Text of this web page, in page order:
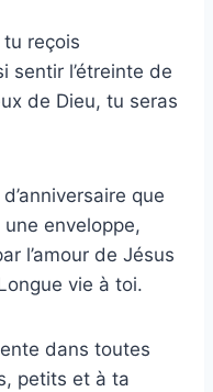
tu reçois
sentir l’étreinte de
de Dieu, tu seras
que
une enveloppe,
l’amour de Jésus
vie à toi.
dans toutes
petits et à ta